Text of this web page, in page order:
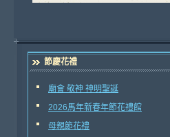
節慶花禮
廟會 敬神 神明聖誕
2026馬年新春年節花禮館
母親節花禮